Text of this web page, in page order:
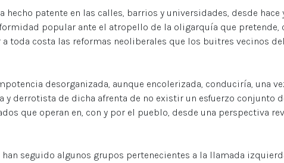
hecho patente en las calles, barrios y universidades, desde hace
popular ante el atropello de la oligarquía que pretende,
toda costa las reformas neoliberales que los buitres vecinos
desorganizada, aunque encolerizada, conduciría, una
y derrotista de dicha afrenta de no existir un esfuerzo conjunto
que operan en, con y por el pueblo, desde una perspectiva
han seguido algunos grupos pertenecientes a la llamada